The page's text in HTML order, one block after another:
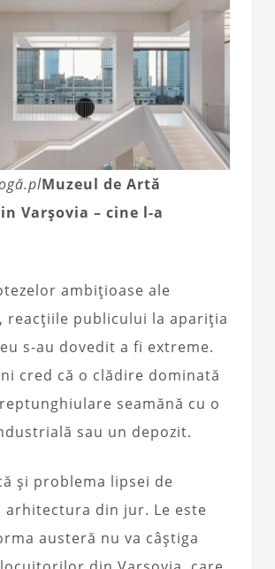
Muzeul de Artă
Varșovia – cine l-a
ambițioase ale
reacțiile publicului la apariția
s-au dovedit a fi extreme.
cred că o clădire dominată
seamănă cu o
sau un depozit.
și problema lipsei de
arhitectura din jur. Le este
austeră nu va câștiga